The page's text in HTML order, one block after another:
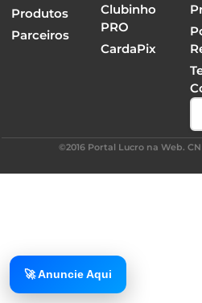
Produtos
Parceiros
Clubinho
PRO
CardaPix
©2016 Portal Lucro na Web.
🚀 Anuncie Aqui